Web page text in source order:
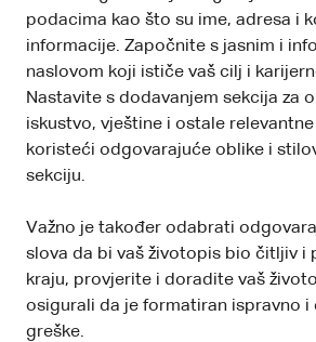
podacima kao što su ime, adresa i
informacije. Započnite s jasnim i
naslovom koji ističe vaš cilj i
Nastavite s dodavanjem sekcija za
iskustvo, vještine i ostale
koristeći odgovarajuće oblike i
sekciju.
Važno je također odabrati
slova da bi vaš životopis bio čitljiv i
kraju, provjerite i doradite vaš
osigurali da je formatiran ispravno i
greške.